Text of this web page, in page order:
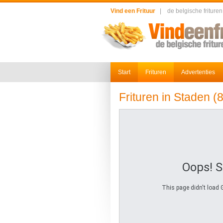
Vind een Frituur de belgische
Start Frituren Advertenties
Frituren in Staden
Oops!
This page didn't load